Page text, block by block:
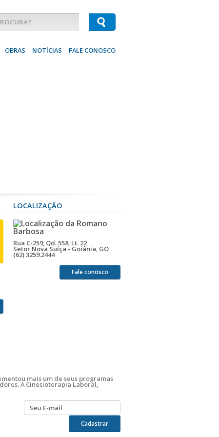
OBRAS NOTÍCIAS FALE CONOSCO
LOCALIZAÇÃO
Rua C-259, Qd. 558, Lt. 22
Setor Nova Suíça - Goiânia, GO
(62) 3259.2444
Fale conosco
mais um de seus programas
A Cinesioterapia Laboral,